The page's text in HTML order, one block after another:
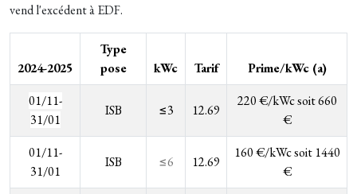
vend l'excédent à EDF.
2024-2025
Type
pose
kWc Tarif
Prime/kWc (a)
01/11-
31/01
ISB ≤3 12.69
220 €/kWc soit 660
€
01/11-
31/01
ISB ≤6 12.69
160 €/kWc soit 1440
€